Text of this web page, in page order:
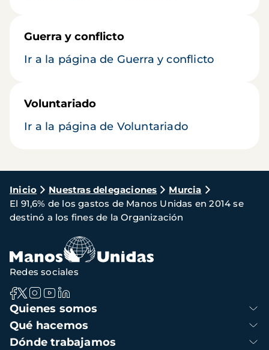
Guerra y conflicto
Ir a la página de Guerra y conflicto
Voluntariado
Ir a la página de Voluntariado
Ruta
de
navegación
Inicio Nuestras delegaciones
Murcia
El 91,6% de los gastos de Manos Unidas en 2014 se
destinó a los fines de la Organización
Navegación
principal
Quienes somos
Qué hacemos
Dónde trabajamos
Redes sociales